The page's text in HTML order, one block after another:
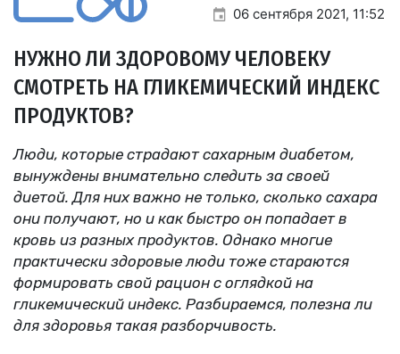
06 сентября 2021, 11:52
НУЖНО ЛИ ЗДОРОВОМУ ЧЕЛОВЕКУ
СМОТРЕТЬ НА ГЛИКЕМИЧЕСКИЙ ИНДЕКС
ПРОДУКТОВ?
Люди, которые страдают сахарным диабетом,
вынуждены внимательно следить за своей
диетой. Для них важно не только, сколько сахара
они получают, но и как быстро он попадает в
кровь из разных продуктов. Однако многие
практически здоровые люди тоже стараются
формировать свой рацион с оглядкой на
гликемический индекс. Разбираемся, полезна ли
для здоровья такая разборчивость.